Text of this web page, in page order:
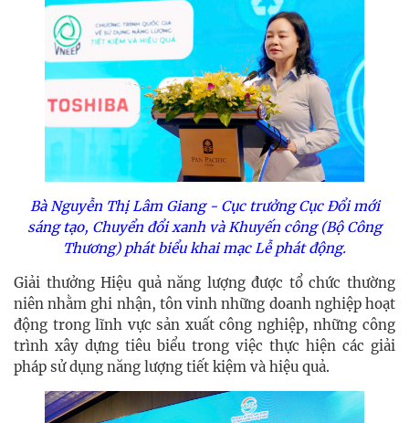
Bà Nguyễn Thị Lâm Giang - Cục trưởng Cục Đổi mới
sáng tạo, Chuyển đổi xanh và Khuyến công (Bộ Công
Thương) phát biểu khai mạc Lễ phát động.
Giải thưởng Hiệu quả năng lượng được tổ chức thường
niên nhằm ghi nhận, tôn vinh những doanh nghiệp hoạt
động trong lĩnh vực sản xuất công nghiệp, những công
trình xây dựng tiêu biểu trong việc thực hiện các giải
pháp sử dụng năng lượng tiết kiệm và hiệu quả.